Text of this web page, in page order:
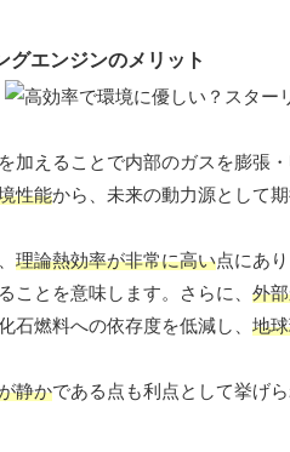
グエンジンのメリット
加えることで内部のガスを膨張
性能から、未来の動力源として期
理論熱効率が非常に高い点にあ
ことを意味します。さらに、 外
石燃料への依存度を低減し、 地
静かである点も利点として挙げ